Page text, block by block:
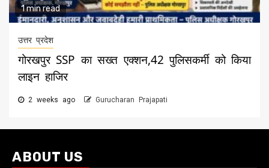
1 min read
उत्तर प्रदेश
गोरखपुर SSP का सख्त एक्शन,42 पुलिसकर्मी को किया
लाइन हाजिर
2 weeks ago Gurucharan Prajapati
ABOUT US